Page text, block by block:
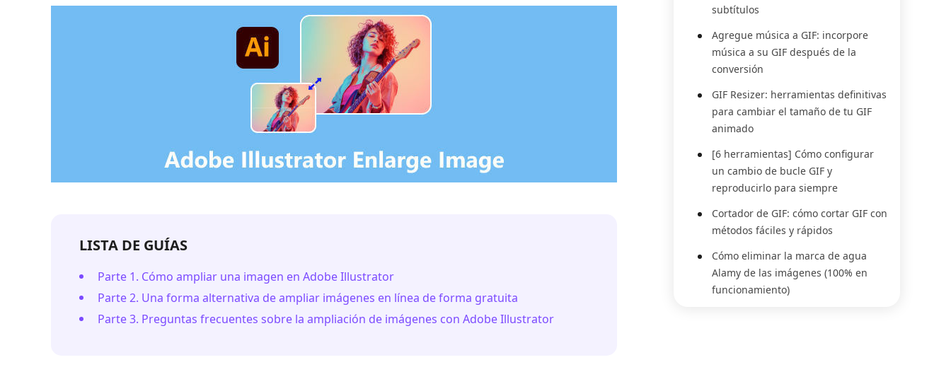
LISTA DE GUÍAS
Parte 1. Cómo ampliar una imagen en Adobe Illustrator
Parte 2. Una forma alternativa de ampliar imágenes en línea de forma gratuita
Parte 3. Preguntas frecuentes sobre la ampliación de imágenes con Adobe Illustrator
subtítulos
Agregue música a GIF: incorpore
música a su GIF después de la
conversión
GIF Resizer: herramientas definitivas
para cambiar el tamaño de tu GIF
animado
[6 herramientas] Cómo configurar
un cambio de bucle GIF y
reproducirlo para siempre
Cortador de GIF: cómo cortar GIF con
métodos fáciles y rápidos
Cómo eliminar la marca de agua
Alamy de las imágenes (100% en
funcionamiento)